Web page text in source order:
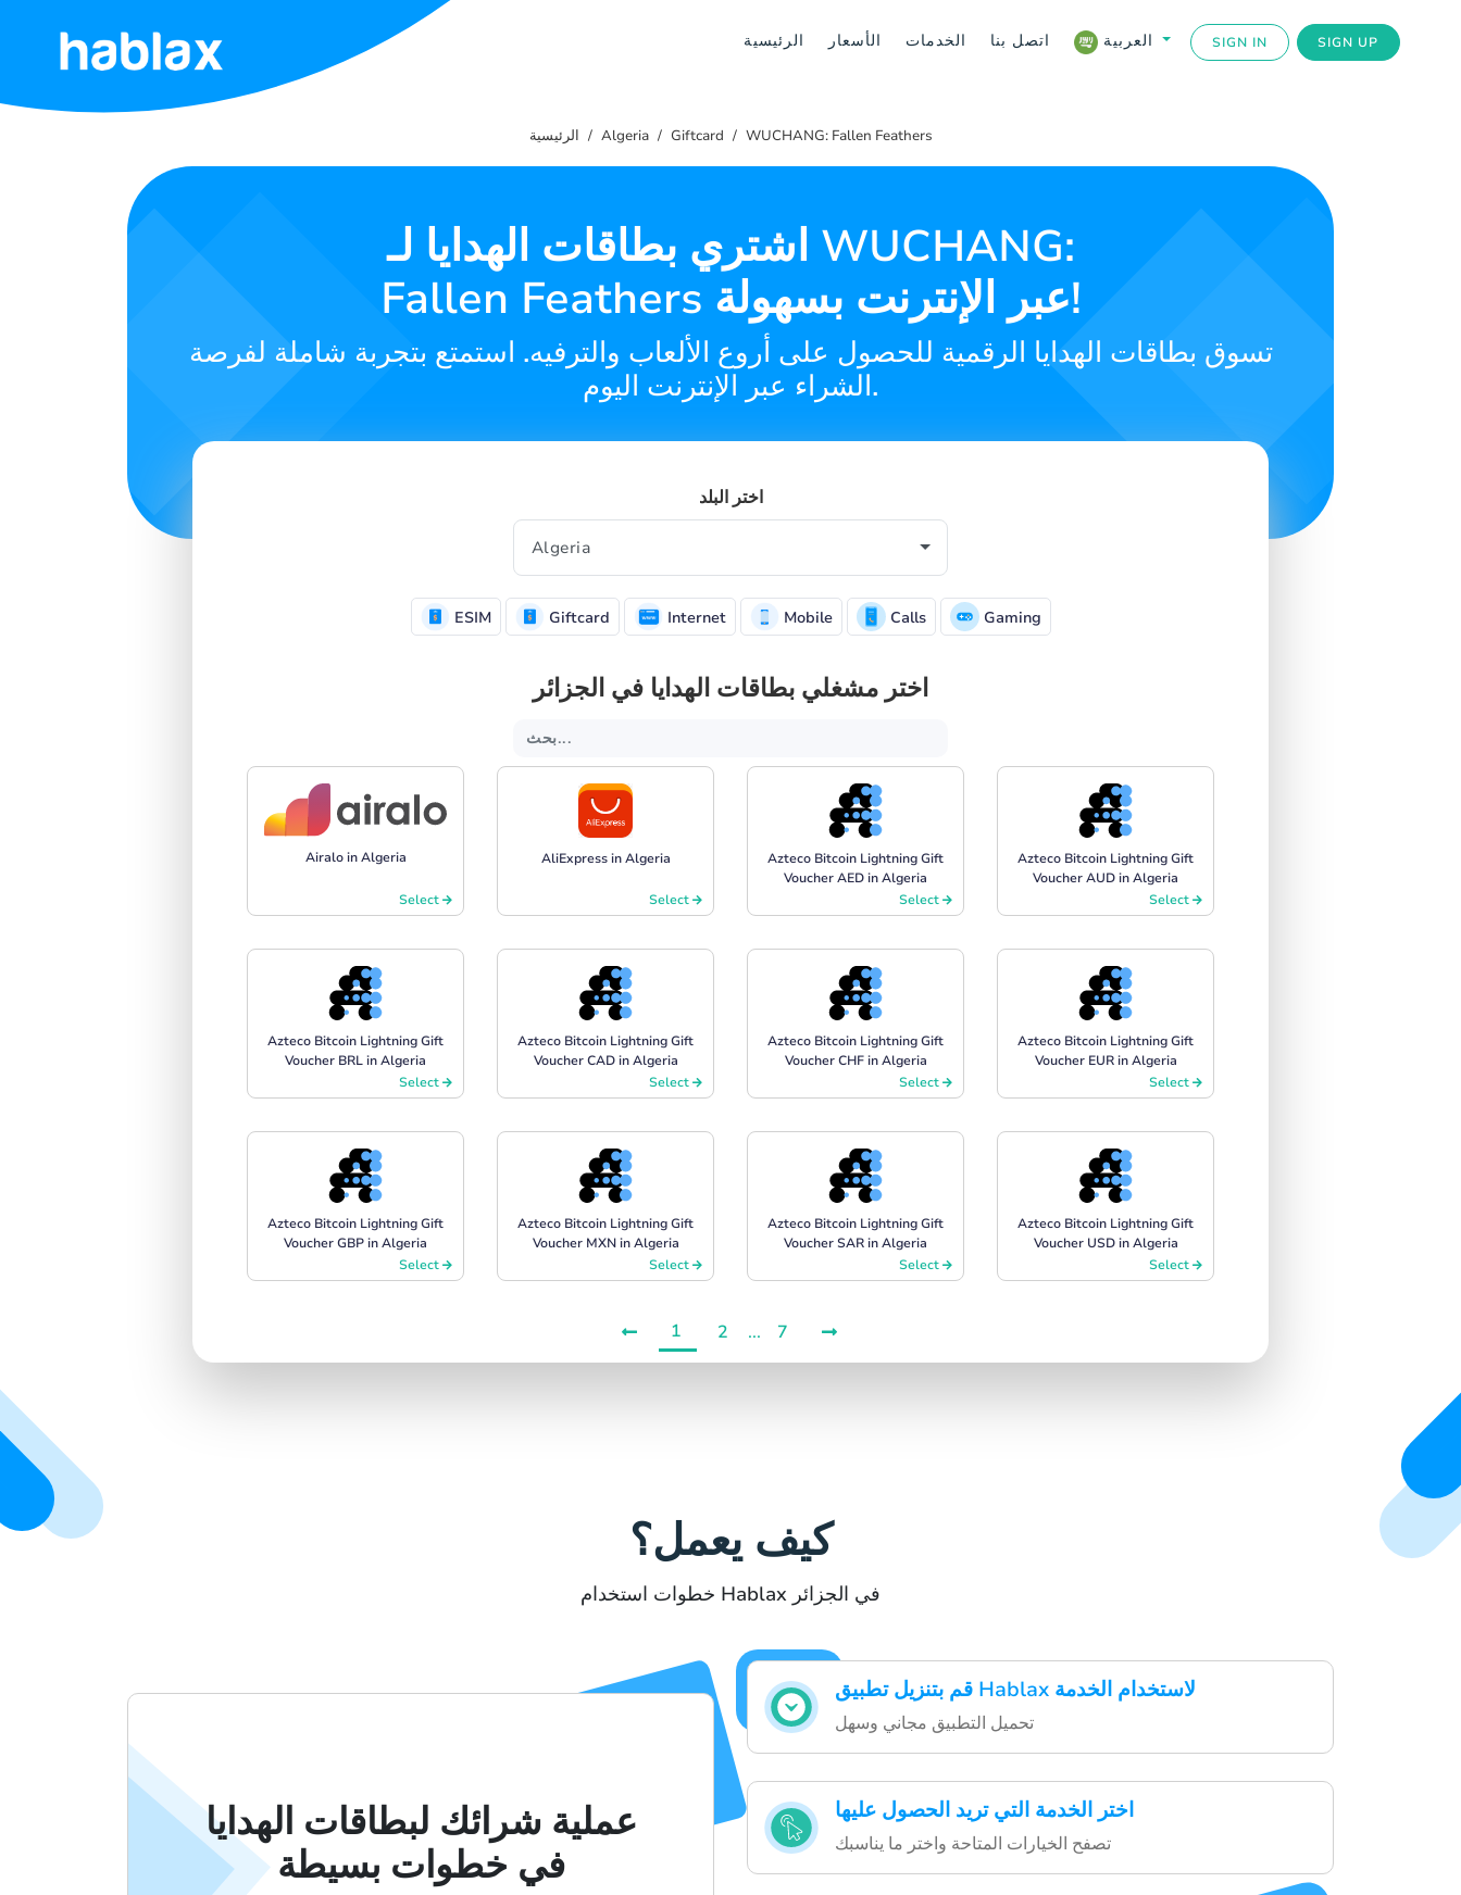
الرئيسية الأسعار الخدمات اتصل بنا SIGN IN SIGN UP
الرئيسية
SIGN UP
الرئيسية Algeria Giftcard WUCHANG: Fallen Feathers
اشتري بطاقات الهدايا لـ WUCHANG:
Fallen Feathers عبر الإنترنت بسهولة!
تسوق بطاقات الهدايا الرقمية للحصول على أروع الألعاب والترفيه. استمتع بتجربة شاملة لفرصة
الشراء عبر الإنترنت اليوم.
اختر البلد
ESIM Giftcard Internet Mobile Calls Gaming
اختر مشغلي بطاقات الهدايا في الجزائر
Airalo in Algeria
Select
AliExpress in Algeria
Select
Azteco Bitcoin Lightning Gift
Voucher AED in Algeria
Select
Azteco Bitcoin Lightning Gift
Voucher AUD in Algeria
Select
Azteco Bitcoin Lightning Gift
Voucher BRL in Algeria
Select
Azteco Bitcoin Lightning Gift
Voucher CAD in Algeria
Select
Azteco Bitcoin Lightning Gift
Voucher CHF in Algeria
Select
Azteco Bitcoin Lightning Gift
Voucher EUR in Algeria
Select
Azteco Bitcoin Lightning Gift
Voucher GBP in Algeria
Select
Azteco Bitcoin Lightning Gift
Voucher MXN in Algeria
Select
Azteco Bitcoin Lightning Gift
Voucher SAR in Algeria
Select
Azteco Bitcoin Lightning Gift
Voucher USD in Algeria
Select
1 2 ... 7
كيف يعمل؟
خطوات استخدام Hablax في الجزائر
قم بتنزيل تطبيق Hablax لاستخدام الخدمة
تحميل التطبيق مجاني وسهل
اختر الخدمة التي تريد الحصول عليها
تصفح الخيارات المتاحة واختر ما يناسبك
عملية شرائك لبطاقات الهدايا
في خطوات بسيطة